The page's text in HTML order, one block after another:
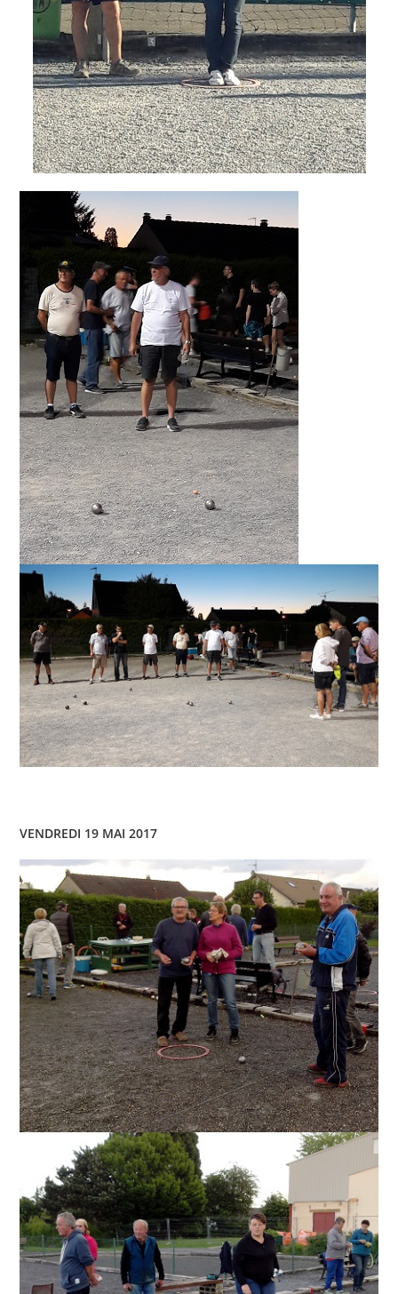
VENDREDI 19 MAI 2017